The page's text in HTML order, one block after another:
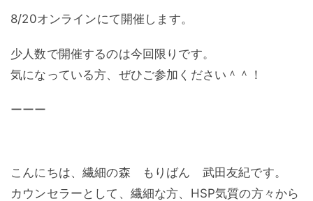
8/20オンラインにて開催します。
少人数で開催するのは今回限りです。
気になっている方、ぜひご参加ください＾＾！
ーーー
こんにちは、繊細の森 もりばん 武田友紀です。
カウンセラーとして、繊細な方、HSP気質の方々から